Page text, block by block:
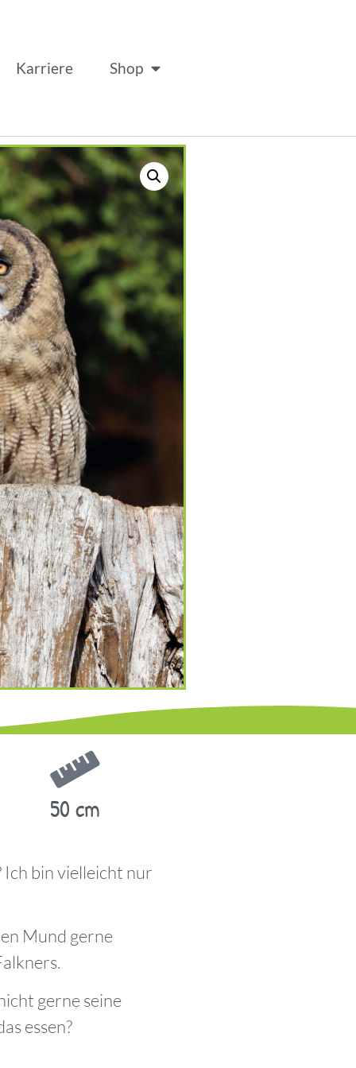
Karriere Shop
50 cm
Ich bin vielleicht nur
Mund gerne
gerne seine
essen?